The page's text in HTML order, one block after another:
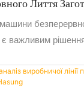
Срібла
є важливим
та однорідних